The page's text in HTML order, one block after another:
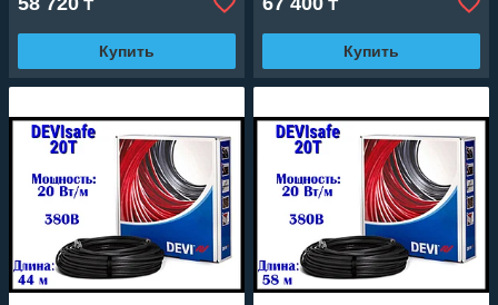
₸
Купить
₸
Купить